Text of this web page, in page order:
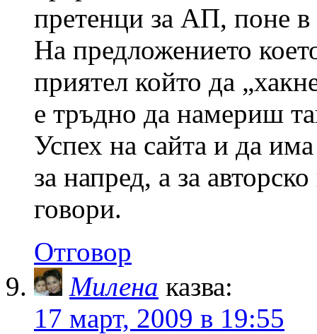
претенци за АП, поне в
На предложението
приятел който да
е тръдно да намериш
Успех на сайта и да
за напред, а за
говори.
Отговор
Милена казва:
17 март, 2009 в 19:55